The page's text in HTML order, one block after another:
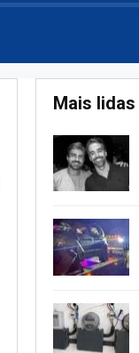
Mais lidas